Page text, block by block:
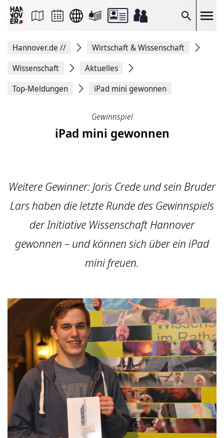
Suche
Seite
Facebook
teilen
Seitenlink
Hannover.de //
Wirtschaft & Wissenschaft
Wissenschaft
Aktuelles
Top-Meldungen
iPad mini gewonnen
Gewinnspiel
iPad mini gewonnen
Weitere Gewinner: Joris Crede und sein Bruder
Lars haben die letzte Runde des Gewinnspiels
der Initiative Wissenschaft Hannover
gewonnen – und können sich über ein iPad
mini freuen.